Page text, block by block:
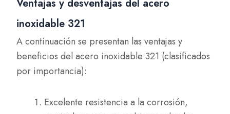
Ventajas y desventajas del acero
inoxidable 321
A continuación se presentan las ventajas y
beneficios del acero inoxidable 321 (clasificados
por importancia):
Excelente resistencia a la corrosión,